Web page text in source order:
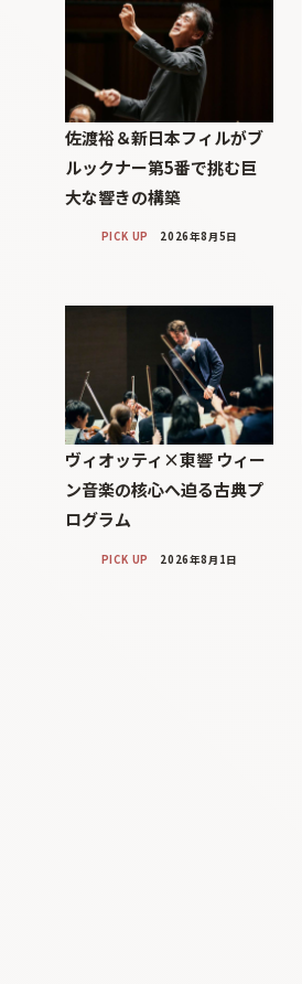
佐渡裕＆新日本フィルがブ
ルックナー第5番で挑む巨
大な響きの構築
PICK UP 2026年8月5日
ヴィオッティ×東響 ウィー
ン音楽の核心へ迫る古典プ
ログラム
PICK UP 2026年8月1日